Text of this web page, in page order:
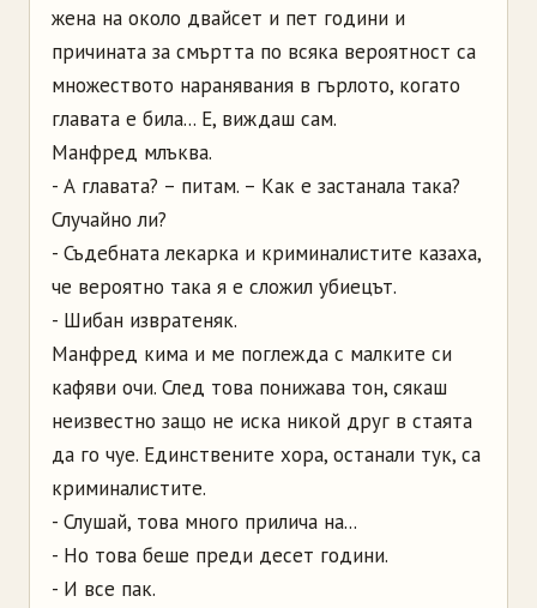
жена на около двайсет и пет години и
причината за смъртта по всяка вероятност са
множеството наранявания в гърлото, когато
главата е била... Е, виждаш сам.
Манфред млъква.
- А главата? – питам. – Как е застанала така?
Случайно ли?
- Съдебната лекарка и криминалистите казаха,
че вероятно така я е сложил убиецът.
- Шибан извратеняк.
Манфред кима и ме поглежда с малките си
кафяви очи. След това понижава тон, сякаш
неизвестно защо не иска никой друг в стаята
да го чуе. Единствените хора, останали тук, са
криминалистите.
- Слушай, това много прилича на...
- Но това беше преди десет години.
- И все пак.